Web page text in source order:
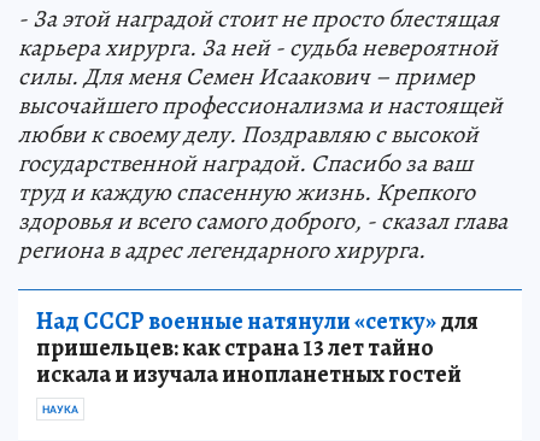
- За этой наградой стоит не просто блестящая
карьера хирурга. За ней - судьба невероятной
силы. Для меня Семен Исаакович – пример
высочайшего профессионализма и настоящей
любви к своему делу. Поздравляю с высокой
государственной наградой. Спасибо за ваш
труд и каждую спасенную жизнь. Крепкого
здоровья и всего самого доброго, - сказал глава
региона в адрес легендарного хирурга.
Над СССР военные натянули «сетку»для
пришельцев: как страна 13 лет тайно
искала и изучала инопланетных гостей
НАУКА